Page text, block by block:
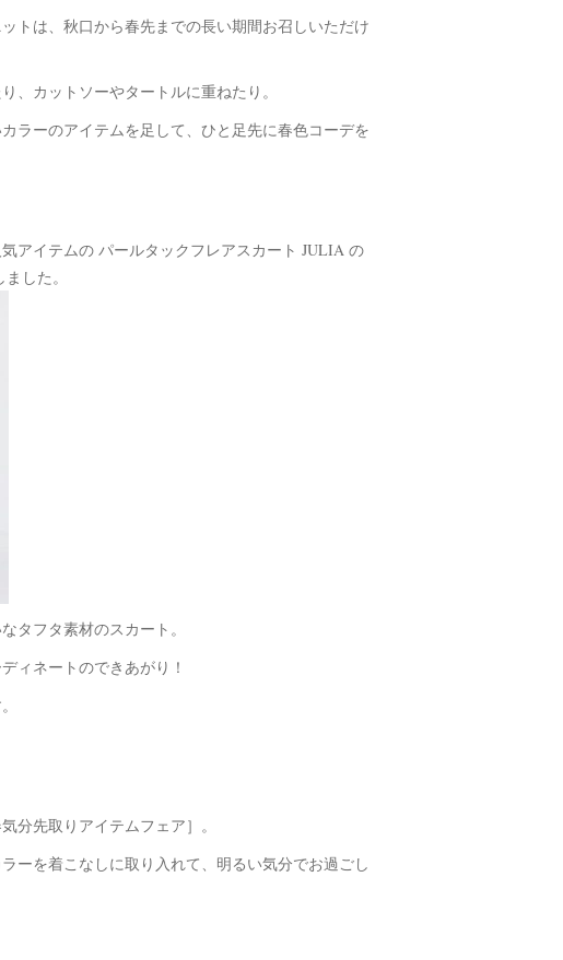
トは、秋口から春先までの長い期間お召しいただけ
、カットソーやタートルに重ねたり。
ラーのアイテムを足して、ひと足先に春色コーデを
アイテムの パールタックフレアスカート JULIA の
した。
タフタ素材のスカート。
ィネートのできあがり！
分先取りアイテムフェア］。
ーを着こなしに取り入れて、明るい気分でお過ごし